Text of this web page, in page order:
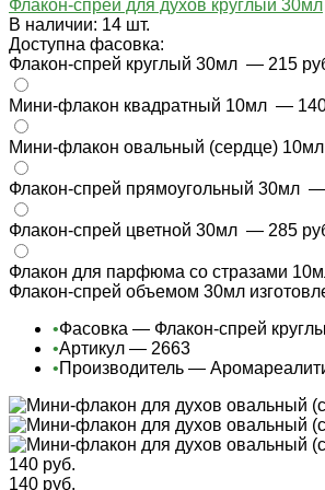
Флакон-спрей для духов круглый 30мл
В наличии: 14 шт.
Доступна фасовка:
Флакон-спрей круглый 30мл — 215
Мини-флакон квадратный 10мл —
Мини-флакон овальный (сердце) 10мл
Флакон-спрей прямоугольный 30мл —
Флакон-спрей цветной 30мл — 285
Флакон для парфюма со стразами
Флакон-спрей объемом 30мл
•Фасовка — Флакон-спрей
•Артикул — 2663
•Производитель —
140 руб.
140 руб.